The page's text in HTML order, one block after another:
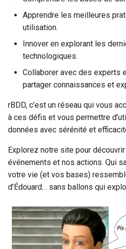
Apprendre les meilleures
utilisation.
Innover en explorant les
technologiques.
Collaborer avec des experts
partager connaissances et
rBDD, c’est un réseau qui vous
à ces défis et vous permettre
données avec sérénité et
Explorez notre site pour
événements et nos actions. Qui
votre vie (et vos bases)
d’Édouard… sans ballons qui